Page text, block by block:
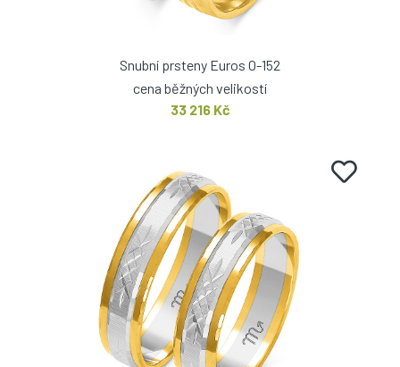
Snubní prsteny Euros O-152
cena běžných velikostí
33 216 Kč